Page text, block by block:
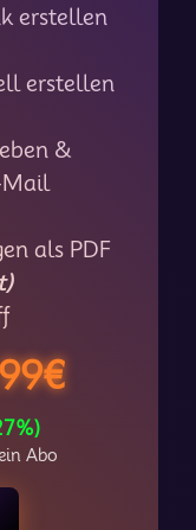
erstellen
erstellen
&
Mail
als PDF
Abo